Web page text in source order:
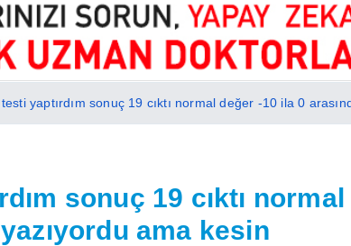
yaptırdım sonuç 19 cıktı normal değer -10 ila 0
sonuç 19 cıktı normal
ama kesin